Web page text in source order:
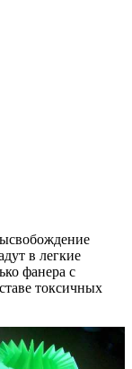
в легкие
фанера с
токсичных